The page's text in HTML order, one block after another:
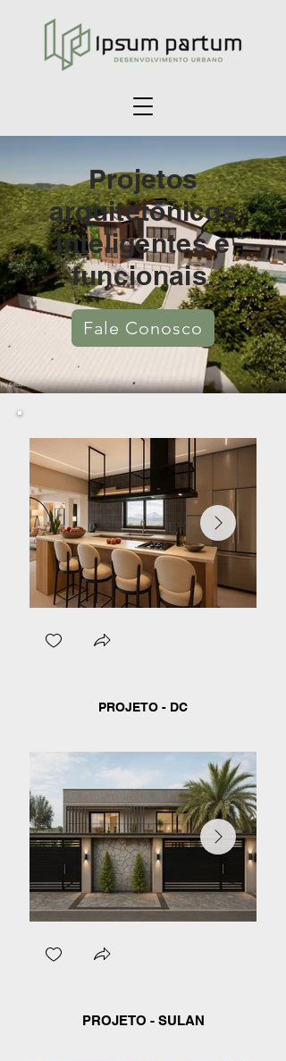
Projetos
arquitetônicos
inteligentes e
funcionais.
Fale Conosco
PROJETO - DC
PROJETO - SULAN